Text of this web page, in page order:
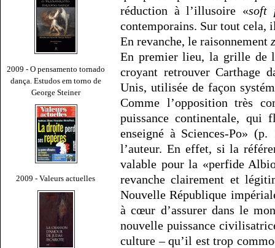
2009 - O pensamento tornado
dança. Estudos em torno de
George Steiner
2009 - Valeurs actuelles
réduction à l’illusoire «soft
contemporains. Sur tout cela,
En revanche, le raisonnement
En premier lieu, la grille de
croyant retrouver Carthage
Unis, utilisée de façon
Comme l’opposition très
puissance continentale, qui
enseigné à Sciences-Po»
l’auteur. En effet, si la
valable pour la «perfide
revanche clairement et
Nouvelle République
à cœur d’assurer dans le
nouvelle puissance
culture – qu’il est trop